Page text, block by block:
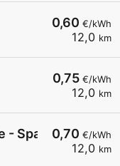
0,60 €/kWh
12,0 km
0,75 €/kWh
12,0 km
0,70 €/kWh
12,0 km
Spar